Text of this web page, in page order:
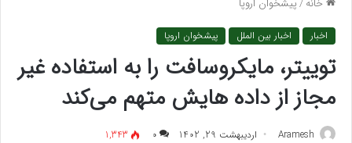
خانه/پیشخوان اروپا
اخبار اخبار بین الملل پیشخوان اروپا
توییتر، مایکروسافت را به استفاده غیر
مجاز از داده هایش متهم می‌کند
Aramesh اردیبهشت 29, 1402 ۰
1,343